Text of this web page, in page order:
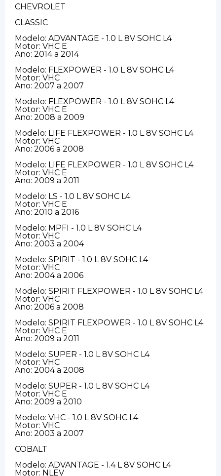
CHEVROLET
CLASSIC
Modelo: ADVANTAGE - 1.0 L 8V SOHC L4
Motor: VHC E
Ano: 2014 a 2014
Modelo: FLEXPOWER - 1.0 L 8V SOHC L4
Motor: VHC
Ano: 2007 a 2007
Modelo: FLEXPOWER - 1.0 L 8V SOHC L4
Motor: VHC E
Ano: 2008 a 2009
Modelo: LIFE FLEXPOWER - 1.0 L 8V SOHC L4
Motor: VHC
Ano: 2006 a 2008
Modelo: LIFE FLEXPOWER - 1.0 L 8V SOHC L4
Motor: VHC E
Ano: 2009 a 2011
Modelo: LS - 1.0 L 8V SOHC L4
Motor: VHC E
Ano: 2010 a 2016
Modelo: MPFI - 1.0 L 8V SOHC L4
Motor: VHC
Ano: 2003 a 2004
Modelo: SPIRIT - 1.0 L 8V SOHC L4
Motor: VHC
Ano: 2004 a 2006
Modelo: SPIRIT FLEXPOWER - 1.0 L 8V SOHC L4
Motor: VHC
Ano: 2006 a 2008
Modelo: SPIRIT FLEXPOWER - 1.0 L 8V SOHC L4
Motor: VHC E
Ano: 2009 a 2011
Modelo: SUPER - 1.0 L 8V SOHC L4
Motor: VHC
Ano: 2004 a 2008
Modelo: SUPER - 1.0 L 8V SOHC L4
Motor: VHC E
Ano: 2009 a 2010
Modelo: VHC - 1.0 L 8V SOHC L4
Motor: VHC
Ano: 2003 a 2007
COBALT
Modelo: ADVANTAGE - 1.4 L 8V SOHC L4
Motor: NLEV